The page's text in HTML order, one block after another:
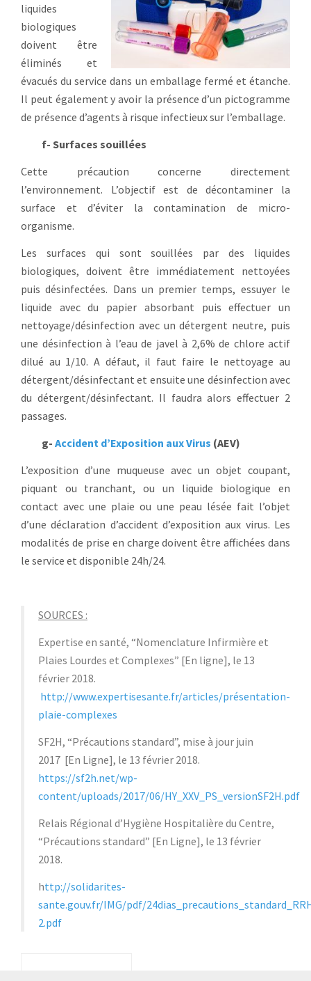
liquides
biologiques
doivent être
éliminés et
évacués du service dans un emballage fermé et étanche.
Il peut également y avoir la présence d’un pictogramme
de présence d’agents à risque infectieux sur l’emballage.
f- Surfaces souillées
Cette précaution concerne directement
l’environnement. L’objectif est de décontaminer la
surface et d’éviter la contamination de micro-
organisme.
Les surfaces qui sont souillées par des liquides
biologiques, doivent être immédiatement nettoyées
puis désinfectées. Dans un premier temps, essuyer le
liquide avec du papier absorbant puis effectuer un
nettoyage/désinfection avec un détergent neutre, puis
une désinfection à l’eau de javel à 2,6% de chlore actif
dilué au 1/10. A défaut, il faut faire le nettoyage au
détergent/désinfectant et ensuite une désinfection avec
du détergent/désinfectant. Il faudra alors effectuer 2
passages.
g- Accident d’Exposition aux Virus (AEV)
L’exposition d’une muqueuse avec un objet coupant,
piquant ou tranchant, ou un liquide biologique en
contact avec une plaie ou une peau lésée fait l’objet
d’une déclaration d’accident d’exposition aux virus. Les
modalités de prise en charge doivent être affichées dans
le service et disponible 24h/24.
SOURCES :
Expertise en santé, “Nomenclature Infirmière et
Plaies Lourdes et Complexes” [En ligne], le 13
février 2018.
http://www.expertisesante.fr/articles/présentation-
plaie-complexes
SF2H, “Précautions standard”, mise à jour juin
2017 [En Ligne], le 13 février 2018.
https://sf2h.net/wp-
content/uploads/2017/06/HY_XXV_PS_versionSF2H.pdf
Relais Régional d’Hygiène Hospitalière du Centre,
“Précautions standard” [En Ligne], le 13 février
2018.
http://solidarites-
sante.gouv.fr/IMG/pdf/
2.pdf